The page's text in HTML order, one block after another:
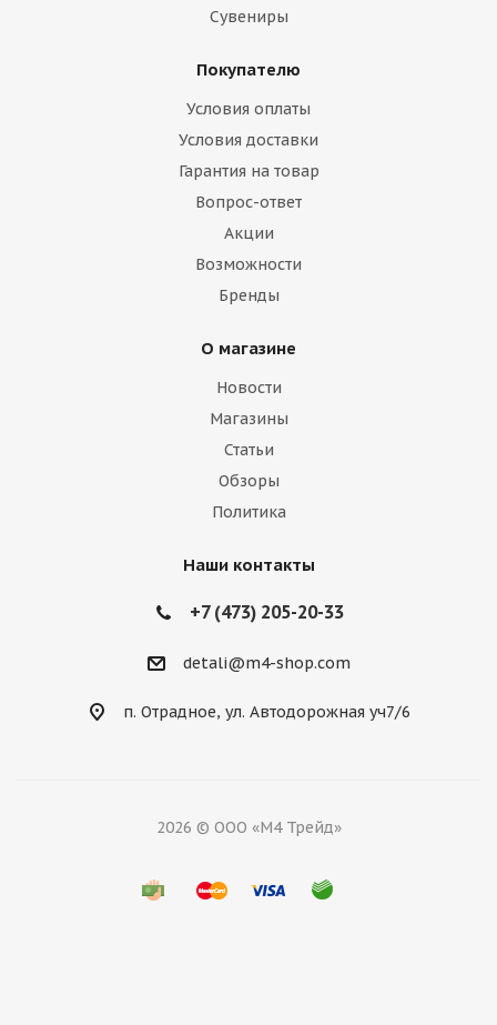
Сувениры
Покупателю
Условия оплаты
Условия доставки
Гарантия на товар
Вопрос-ответ
Акции
Возможности
Бренды
О магазине
Новости
Магазины
Статьи
Обзоры
Политика
Наши контакты
+7 (473) 205-20-33
detali@m4-shop.com
п. Отрадное, ул. Автодорожная уч7/6
2026 © ООО «М4 Трейд»